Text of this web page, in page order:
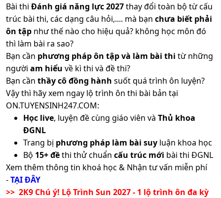
Bài thi Đánh giá năng lực 2027thay đổi toàn bộ từ cấu
trúc bài thi, các dạng câu hỏi,.... mà bạn chưa biết phải
ôn tập như thế nào cho hiệu quả? không học môn đó
thì làm bài ra sao?
Bạn cần phương pháp ôn tập và làm bài thi từ những
người am hiểu về kì thi và đề thi?
Bạn cần thầy cô đồng hành suốt quá trình ôn luyện?
Vậy thì hãy xem ngay lộ trình ôn thi bài bản tại
ON.TUYENSINH247.COM:
Học live, luyện đề cùng giáo viên và Thủ khoa
ĐGNL
Trang bị phương pháp làm bài suy luận khoa học
Bộ 15+ đềthi thử chuẩn cấu trúc mới bài thi ĐGNL
Xem thêm thông tin khoá học & Nhận tư vấn miễn phí
-TẠI ĐÂY
>> 2K9 Chú ý! Lộ Trình Sun 2027 - 1 lộ trình ôn đa kỳ